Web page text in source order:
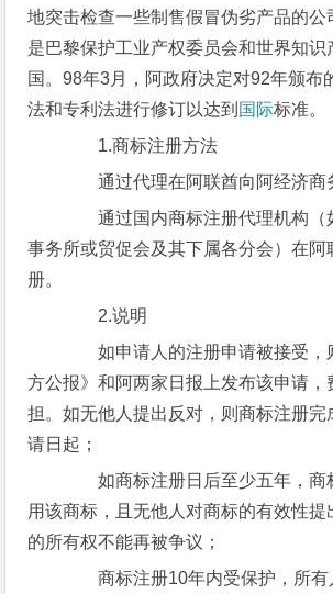
地突击检查一些制售假冒伪劣产品的公
是巴黎保护工业产权委员会和世界知识
国。98年3月，阿政府决定对92年颁布
法和专利法进行修订以达到 国际标准。
1.商标注册方法
通过代理在阿联酋向阿经济商
通过国内商标注册代理机构（
事务所或贸促会及其下属各分会）在阿
册。
2.说明
如申请人的注册申请被接受，
方公报》和阿两家日报上发布该申请，
担。如无他人提出反对，则商标注册完
请日起；
如商标注册日后至少五年，商
用该商标，且无他人对商标的有效性提
的所有权不能再被争议；
商标注册10年内受保护，所有